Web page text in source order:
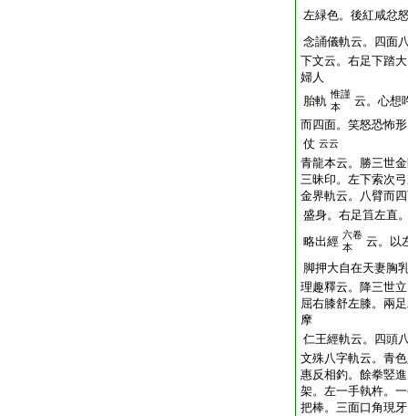
左緑色。後紅咸忿
念誦儀軌云。四面
下文云。右足下踏
婦人
胎軌 惟謹
本
云。心想
而四面。笑怒恐怖
仗 云云
青龍本云。勝三世
三昧印。左下索次
金界軌云。八臂而
盛身。右足笡左直
略出經 六卷
本
云。以
脚押大自在天妻胸
理趣釋云。降三世
屈右膝舒左膝。兩
摩
仁王經軌云。四頭
文殊八字軌云。青
惠反相釣。餘拳竪
架。左一手執杵。
把棒。三面口角現